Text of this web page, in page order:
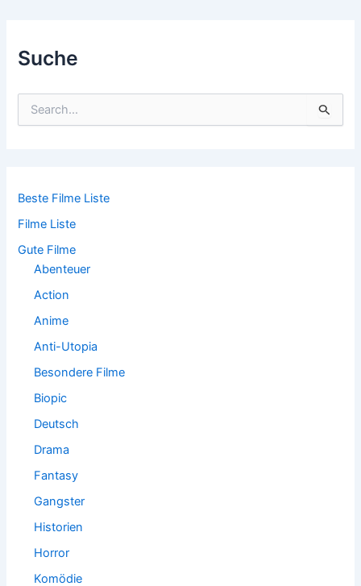
Suche
n
c
h
Beste Filme Liste
Filme Liste
Gute Filme
Abenteuer
Action
Anime
Anti-Utopia
Besondere Filme
Biopic
Deutsch
Drama
Fantasy
Gangster
Historien
Horror
Komödie